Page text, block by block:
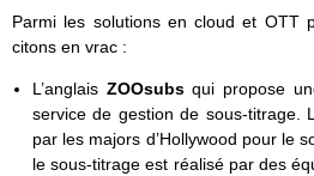
Parmi les solutions en cloud et OTT
citons en vrac :
L’anglais ZOOsubsqui propose
service de gestion de sous-titrage.
par les majors d’Hollywood pour le
le sous-titrage est réalisé par des